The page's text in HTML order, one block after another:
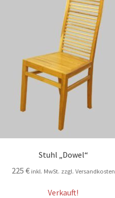
Stuhl „Dowel“
225€ inkl. MwSt. zzgl. Versandkosten
Verkauft!